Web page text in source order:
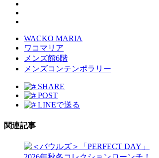
WACKO MARIA
ワコマリア
メンズ館6階
メンズコンテンポラリー
SHARE
POST
LINEで送る
関連記事